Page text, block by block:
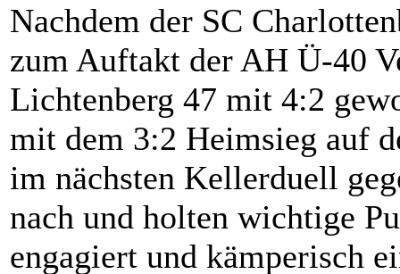
Nachdem der SC
zum Auftakt der AH Ü-40
Lichtenberg 47 mit 4:2
mit dem 3:2 Heimsieg auf
im nächsten Kellerduell
nach und holten wichtige
engagiert und kämperisch